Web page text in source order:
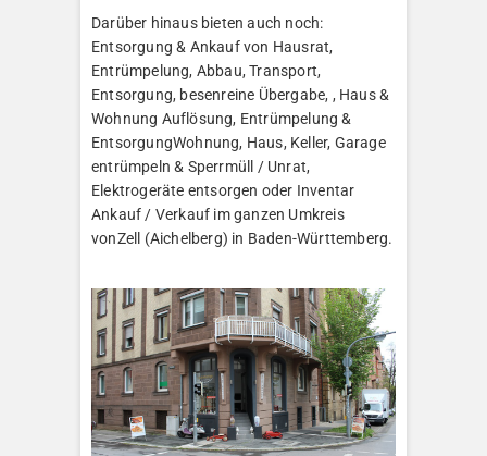
Darüber hinaus bieten auch noch:
Entsorgung & Ankauf von Hausrat,
Entrümpelung, Abbau, Transport,
Entsorgung, besenreine Übergabe, , Haus &
Wohnung Auflösung, Entrümpelung &
EntsorgungWohnung, Haus, Keller, Garage
entrümpeln & Sperrmüll / Unrat,
Elektrogeräte entsorgen oder Inventar
Ankauf / Verkauf im ganzen Umkreis
vonZell (Aichelberg) in Baden-Württemberg.